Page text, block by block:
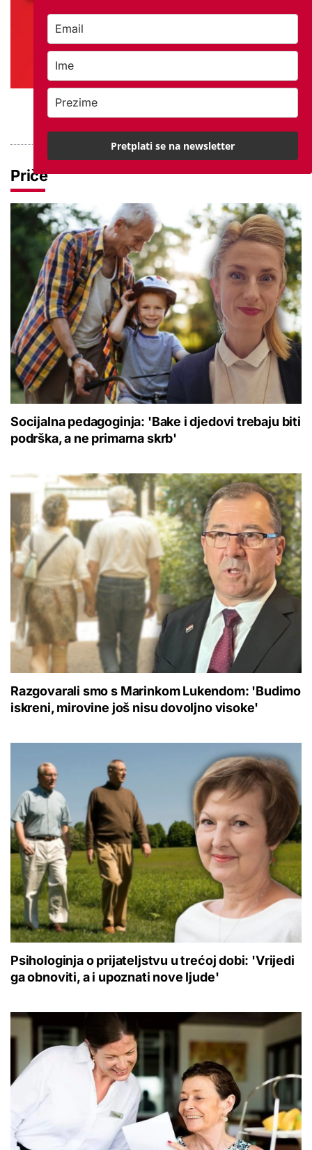
PROVJERITE PONUDU
Priče
Socijalna pedagoginja: 'Bake i djedovi trebaju biti
podrška, a ne primarna skrb'
Razgovarali smo s Marinkom Lukendom: 'Budimo
iskreni, mirovine još nisu dovoljno visoke'
Psihologinja o prijateljstvu u trećoj dobi: 'Vrijedi
ga obnoviti, a i upoznati nove ljude'
Pretplati se na newsletter